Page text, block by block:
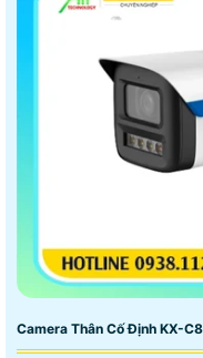
Camera Thân Cố Định KX-